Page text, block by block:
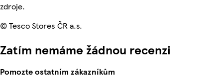
zdroje.
© Tesco Stores ČR a.s.
Zatím nemáme žádnou recenzi
Pomozte ostatním zákazníkům